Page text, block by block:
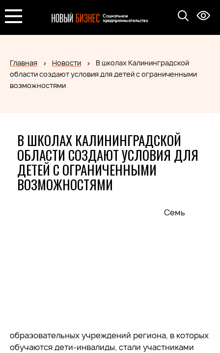
Главная Новости
В школах Калининградской
области создают условия для детей с ограниченными
возможностями
В ШКОЛАХ КАЛИНИНГРАДСКОЙ
ОБЛАСТИ СОЗДАЮТ УСЛОВИЯ ДЛЯ
ДЕТЕЙ С ОГРАНИЧЕННЫМИ
ВОЗМОЖНОСТЯМИ
Семь
образовательных учреждений региона, в которых
обучаются дети-инвалиды, стали участниками